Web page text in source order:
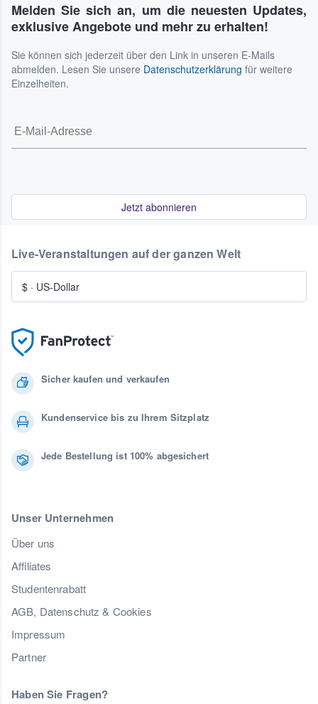
Melden Sie sich an, um die neuesten Updates,
exklusive Angebote und mehr zu erhalten!
Sie können sich jederzeit über den Link in unseren E-Mails
abmelden. Lesen Sie unsere Datenschutzerklärung für weitere
Einzelheiten.
Jetzt abonnieren
Sicher kaufen und verkaufen
Kundenservice bis zu Ihrem Sitzplatz
Jede Bestellung ist 100% abgesichert
Unser Unternehmen
Über uns
Affiliates
Studentenrabatt
AGB, Datenschutz & Cookies
Impressum
Partner
Haben Sie Fragen?
Live-Veranstaltungen auf der ganzen Welt
$ · US-Dollar